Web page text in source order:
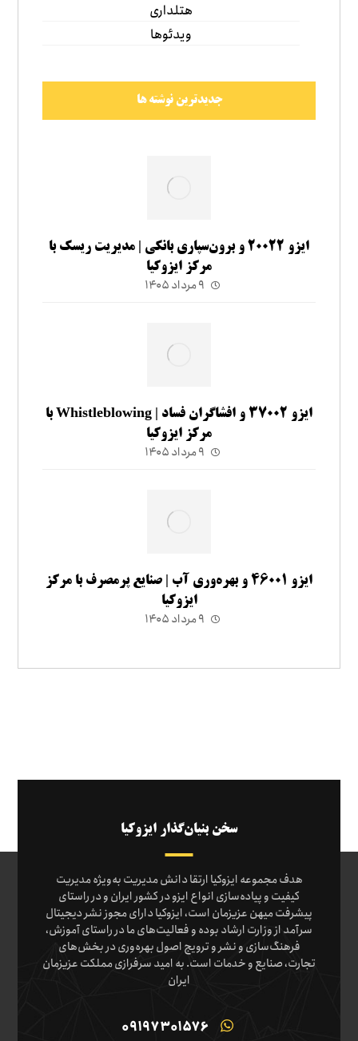
هتلداری
ویدئوها
جدیدترین نوشته ها
ایزو ۲۰۰۲۲ و برون‌سپاری بانکی | مدیریت ریسک با
مرکز ایزوکیا
۹ مرداد ۱۴۰۵
ایزو ۳۷۰۰۲ و افشاگران فساد | Whistleblowing با
مرکز ایزوکیا
۹ مرداد ۱۴۰۵
ایزو ۴۶۰۰۱ و بهره‌وری آب | صنایع پرمصرف با مرکز
ایزوکیا
۹ مرداد ۱۴۰۵
سخن بنیان‌گذار ایزوکیا
هدف مجموعه ایزوکیا ارتقا دانش مدیریت به‌ویژه مدیریت
کیفیت و پیاده‌سازی انواع ایزو در کشور ایران و در راستای
پیشرفت میهن عزیزمان است، ایزوکیا دارای مجوز نشر دیجیتال
سرآمد از وزارت ارشاد بوده و فعالیت‌های ما در راستای آموزش،
فرهنگ‌سازی و نشر و ترویج اصول بهره‌وری در بخش‌های
تجارت، صنایع و خدمات است. به امید سرفرازی مملکت عزیزمان
ایران
09197301576